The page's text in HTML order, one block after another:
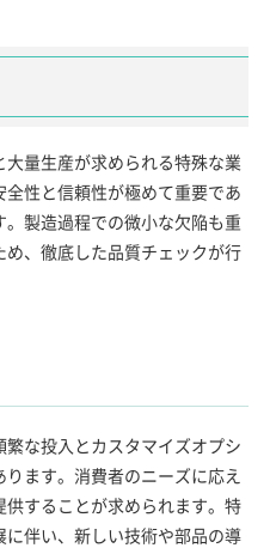
量生産が求められる特殊な業
性と信頼性が極めて重要であ
製造過程での微小な欠陥も重
、徹底した品質チェックが行
な投入とカスタマイズオプシ
ます。消費者のニーズに応え
することが求められます。特
伴い、新しい技術や部品の導